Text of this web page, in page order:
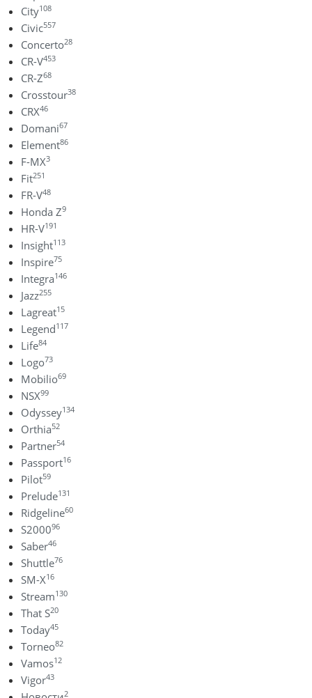
City108
Civic557
Concerto28
CR-V453
CR-Z68
Crosstour38
CRX46
Domani67
Element86
F-MX3
Fit251
FR-V48
Honda Z9
HR-V191
Insight113
Inspire75
Integra146
Jazz255
Lagreat15
Legend117
Life84
Logo73
Mobilio69
NSX99
Odyssey134
Orthia52
Partner54
Passport16
Pilot59
Prelude131
Ridgeline60
S200096
Saber46
Shuttle76
SM-X16
Stream130
That S20
Today45
Torneo82
Vamos12
Vigor43
2